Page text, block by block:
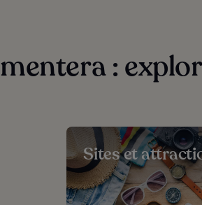
:
Sites et